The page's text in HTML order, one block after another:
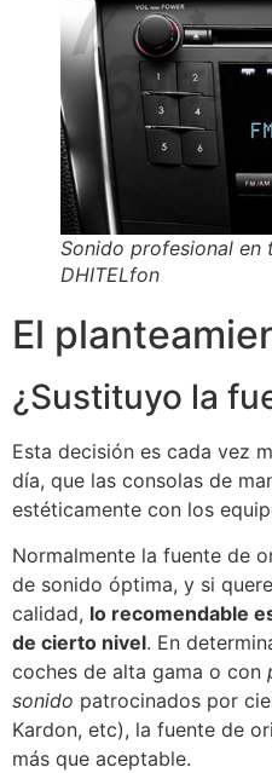
Sonido profesional en
DHITELfon
El
¿Sustituyo la
Esta decisión es cada vez
día, que las consolas de
estéticamente con los
Normalmente la fuente de
de sonido óptima, y si
calidad, lo recomendable
de cierto nivel. En
coches de alta gama o con
sonido patrocinados por
Kardon, etc), la fuente de
más que aceptable.